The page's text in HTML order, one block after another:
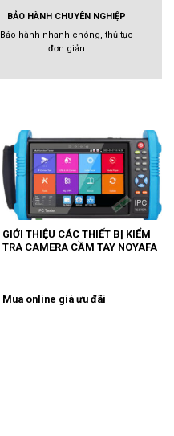
BẢO HÀNH CHUYÊN NGHIỆP
Bảo hành nhanh chóng, thủ tục
đơn giản
GIỚI THIỆU CÁC THIẾT BỊ KIỂM
TRA CAMERA CẦM TAY NOYAFA
Mua online giá ưu đãi